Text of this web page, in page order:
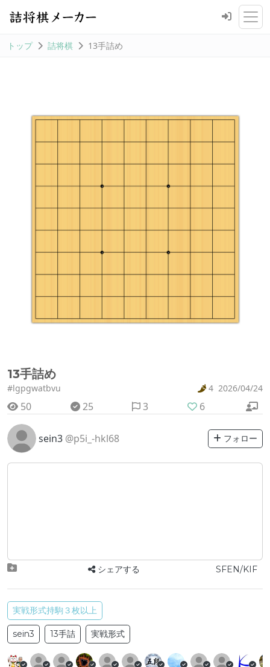
トップ 詰将棋 13手詰め
13手詰め
#lgpgwatbvu 4 2026/04/24
50 25 3 6
sein3 @p5i_-hkl68 フォロー
シェアする SFEN/KIF
実戦形式持駒３枚以上
sein3 13手詰 実戦形式